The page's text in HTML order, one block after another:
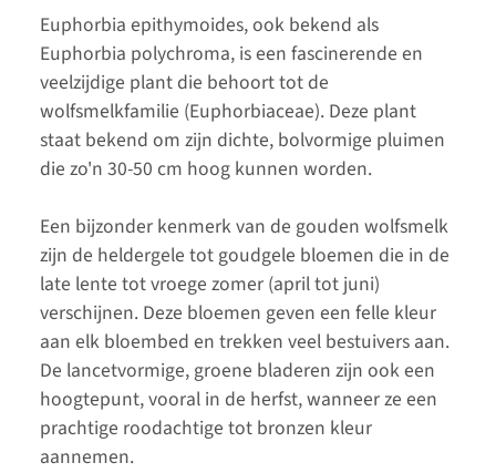
Euphorbia epithymoides, ook bekend als
Euphorbia polychroma, is een fascinerende en
veelzijdige plant die behoort tot de
wolfsmelkfamilie (Euphorbiaceae). Deze plant
staat bekend om zijn dichte, bolvormige pluimen
die zo'n 30-50 cm hoog kunnen worden.
Een bijzonder kenmerk van de gouden wolfsmelk
zijn de heldergele tot goudgele bloemen die in de
late lente tot vroege zomer (april tot juni)
verschijnen. Deze bloemen geven een felle kleur
aan elk bloembed en trekken veel bestuivers aan.
De lancetvormige, groene bladeren zijn ook een
hoogtepunt, vooral in de herfst, wanneer ze een
prachtige roodachtige tot bronzen kleur
aannemen.